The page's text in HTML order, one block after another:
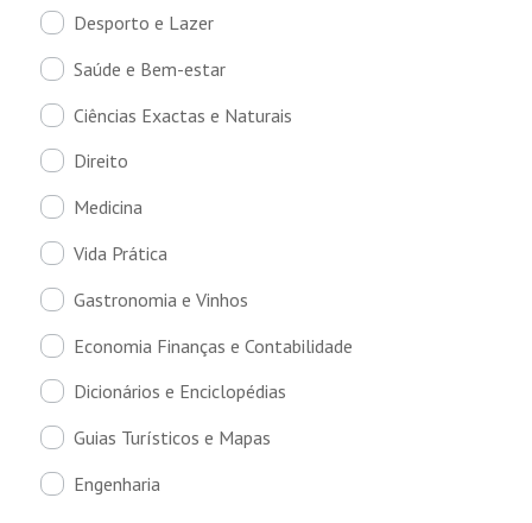
Desporto e Lazer
Saúde e Bem-estar
Ciências Exactas e Naturais
Direito
Medicina
Vida Prática
Gastronomia e Vinhos
Economia Finanças e Contabilidade
Dicionários e Enciclopédias
Guias Turísticos e Mapas
Engenharia